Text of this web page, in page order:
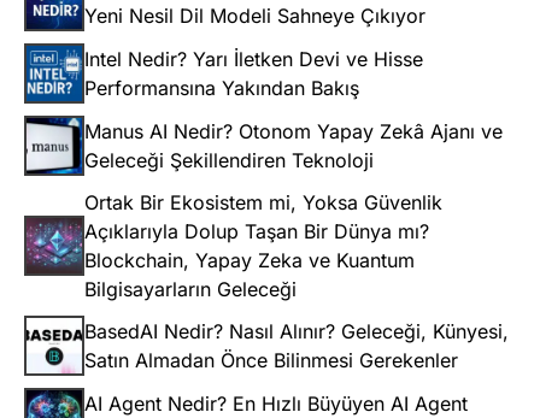
Yeni Nesil Dil Modeli Sahneye Çıkıyor
Intel Nedir? Yarı İletken Devi ve Hisse
Performansına Yakından Bakış
Manus AI Nedir? Otonom Yapay Zekâ Ajanı ve
Geleceği Şekillendiren Teknoloji
Ortak Bir Ekosistem mi, Yoksa Güvenlik
Açıklarıyla Dolup Taşan Bir Dünya mı?
Blockchain, Yapay Zeka ve Kuantum
Bilgisayarların Geleceği
BasedAI Nedir? Nasıl Alınır? Geleceği, Künyesi,
Satın Almadan Önce Bilinmesi Gerekenler
AI Agent Nedir? En Hızlı Büyüyen AI Agent